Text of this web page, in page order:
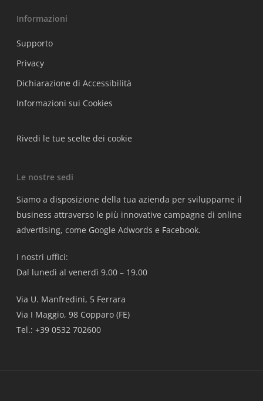
Informazioni
Supporto
Privacy
Dichiarazione di Accessibilità
Informazioni sui Cookies
Rivedi le tue scelte dei cookie
Le nostre sedi
Siamo a disposizione della tua azienda per svilupparne il
business attraverso le più innovative campagne di online
advertising, come Google Adwords e Facebook.
I nostri uffici:
Dal lunedì al venerdì 9.00 – 19.00
Via U. Manfredini, 5 Ferrara
Via I Maggio, 98 Copparo (FE)
Tel.: +39 0532 702600